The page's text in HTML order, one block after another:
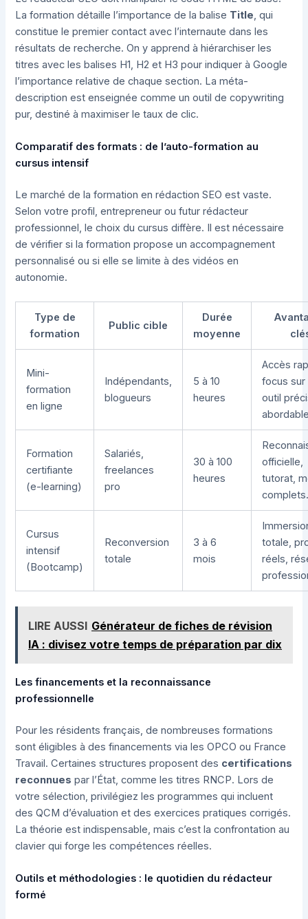
La formation détaille l’importance de la balise Title , qui
constitue le premier contact avec l’internaute dans les
résultats de recherche. On y apprend à hiérarchiser les
titres avec les balises H1, H2 et H3 pour indiquer à Google
l’importance relative de chaque section. La méta-
description est enseignée comme un outil de copywriting
pur, destiné à maximiser le taux de clic.
Comparatif des formats : de l’auto-formation au
cursus intensif
Le marché de la formation en rédaction SEO est vaste.
Selon votre profil, entrepreneur ou futur rédacteur
professionnel, le choix du cursus diffère. Il est nécessaire
de vérifier si la formation propose un accompagnement
personnalisé ou si elle se limite à des vidéos en
autonomie.
Type de
formation
Public cible
Durée
moyenne
Mini-
formation
en ligne
Indépendants,
blogueurs
5 à 10
heures
Accès
focus sur
outil
Formation
certifiante
(e-learning)
Salariés,
freelances
pro
30 à 100
heures
officielle,
tutorat,
Cursus
intensif
(Bootcamp)
Reconversion
totale
3 à 6
mois
totale,
réels,
LIRE AUSSI Générateur de fiches de révision
IA : divisez votre temps de préparation par dix
Les financements et la reconnaissance
professionnelle
Pour les résidents français, de nombreuses formations
sont éligibles à des financements via les OPCO ou France
Travail. Certaines structures proposent des certifications
reconnues par l’État, comme les titres RNCP. Lors de
votre sélection, privilégiez les programmes qui incluent
des QCM d’évaluation et des exercices pratiques corrigés.
La théorie est indispensable, mais c’est la confrontation au
clavier qui forge les compétences réelles.
Outils et méthodologies : le quotidien du rédacteur
formé